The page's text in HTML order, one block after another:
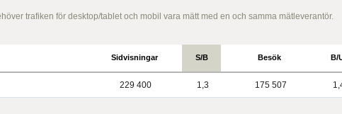
trafiken för desktop/tablet och mobil vara mätt med en och samma mätleverantör.
Sidvisningar S/B Besök B/
229 400 1,3 175 507